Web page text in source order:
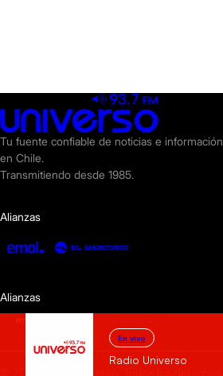
En vivo
Radio Universo
Tu fuente confiable de noticias e información
en Chile.
Transmitiendo desde 1985.
Alianzas
Alianzas